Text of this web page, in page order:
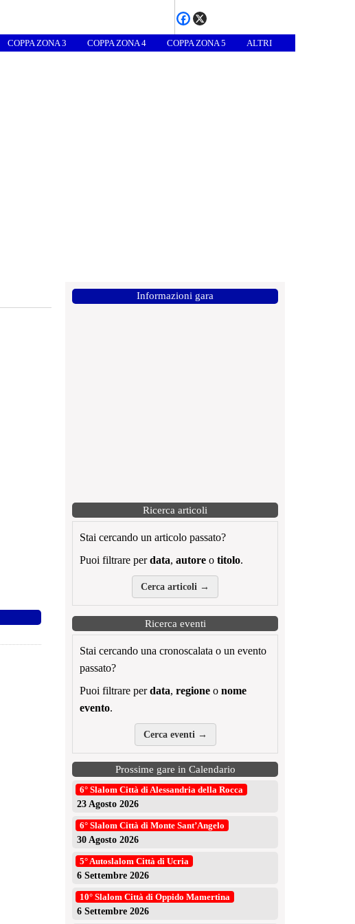
COPPA ZONA 3 COPPA ZONA 4 COPPA ZONA 5 ALTRI
Informazioni gara
Ricerca articoli
Stai cercando un articolo passato?
Puoi filtrare perdata, autore o titolo.
Cerca articoli →
Ricerca eventi
Stai cercando una cronoscalata o un evento
passato?
Puoi filtrare perdata, regione o nome
evento.
Cerca eventi →
Prossime gare in Calendario
6° Slalom Città di Alessandria della Rocca
23 Agosto 2026
6° Slalom Città di Monte Sant’Angelo
30 Agosto 2026
5° Autoslalom Città di Ucria
6 Settembre 2026
10° Slalom Città di Oppido Mamertina
6 Settembre 2026